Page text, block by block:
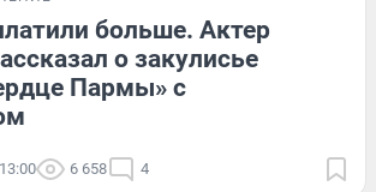
больше. Актер
о закулисье
Пармы» с
6 658 4